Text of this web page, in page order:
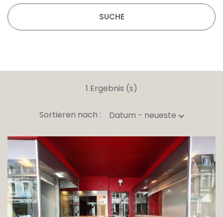
SUCHE
1 Ergebnis (s)
Sortieren nach : Datum - neueste